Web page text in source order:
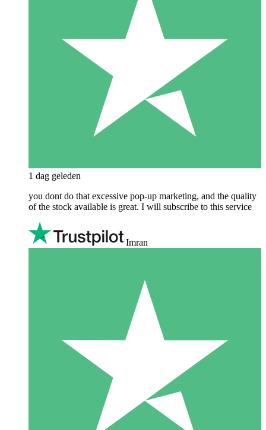
1 dag geleden
you dont do that excessive pop-up marketing, and the quality
of the stock available is great. I will subscribe to this service
Imran